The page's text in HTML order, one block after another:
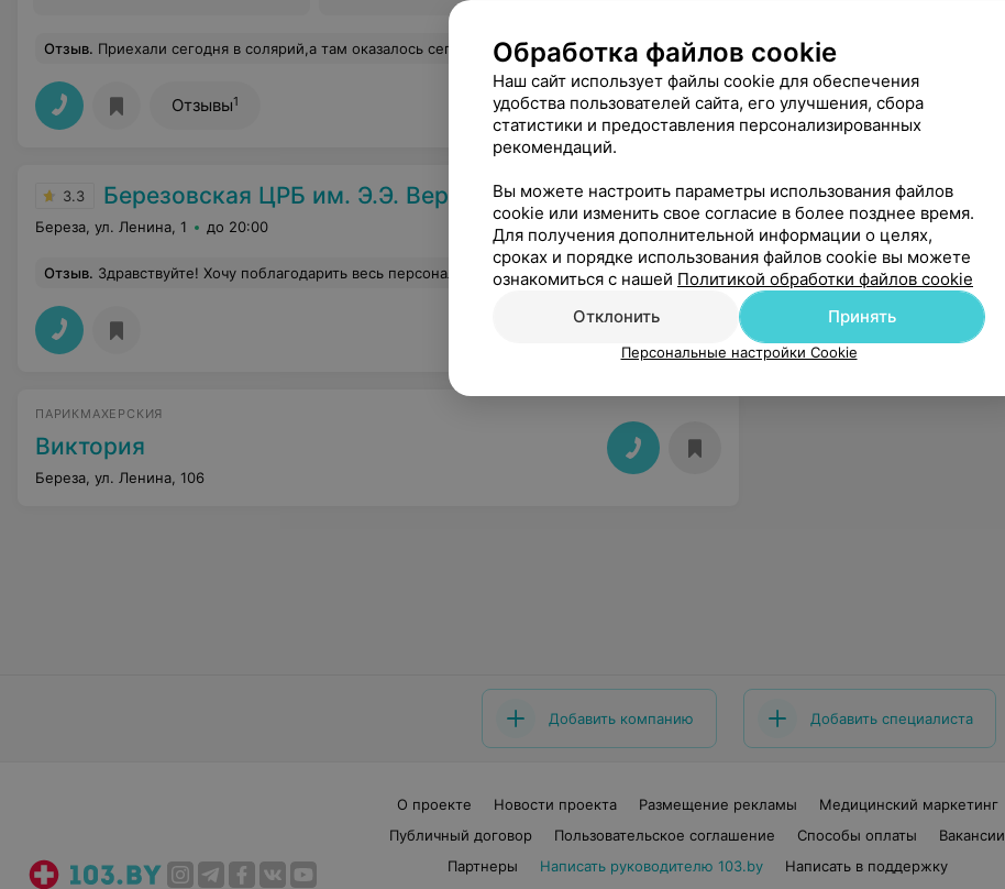
Отзыв. Приехали сегодня в солярий,а там оказалось сегодня закрыто ,могли б на сайте написать или сказать по телефону что вы 8 числа закрыты будете ,а не ехать с другого города и уехать обратно Еще
Отзывы1
3.3 Березовская ЦРБ им. Э.Э. Вержбицкого
Береза, ул. Ленина, 1 до 20:00
Отзыв. Здравствуйте! Хочу поблагодарить весь персонал больничного стационара отделения Гинекологии за их труд! Медсёстры отзывчивые, вежливые, приятные очень. Врач Ольга Анатольевна - замечательный мастер своего дела и прекрасный человек. Санитарки также добросовестно выполняют свою работу. Везде всё чисто. Питание в больнице намного лучше, чем ожидалось! Это радует. Но! Отделение срочно нуждается в ремонте и техническом обновлении. Зданию 32 года и ремонт необходим. Еще
ПАРИКМАХЕРСКИЯ
Виктория
Береза, ул. Ленина, 106
Добавить компанию Добавить специалиста
О проекте Новости проекта Размещение рекламы
Медицинский маркетинг
Публичный договор
Пользовательское соглашение Способы оплаты
Вакансии
Партнеры
Написать руководителю 103.by
Написать в поддержку
Обработка файлов cookie
Наш сайт использует файлы cookie для обеспечения
удобства пользователей сайта, его улучшения, сбора
статистики и предоставления персонализированных
рекомендаций.
Вы можете настроить параметры использования файлов
cookie или изменить свое согласие в более позднее время.
Для получения дополнительной информации о целях,
сроках и порядке использования файлов cookie вы можете
ознакомиться с нашей Политикой обработки файлов cookie
Отклонить
Принять
Персональные настройки Cookie